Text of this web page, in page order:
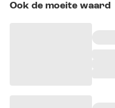
Ook de moeite waard